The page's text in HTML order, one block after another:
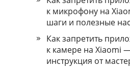
к микрофону на
шаги и полезные
Как запретить
к камере на Xiaomi
инструкция от